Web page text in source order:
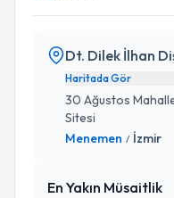
Dt. Dilek İlhan
Haritada Gör
30 Ağustos
Sitesi
Menemen / İzmir
En Yakın Müsaitlik